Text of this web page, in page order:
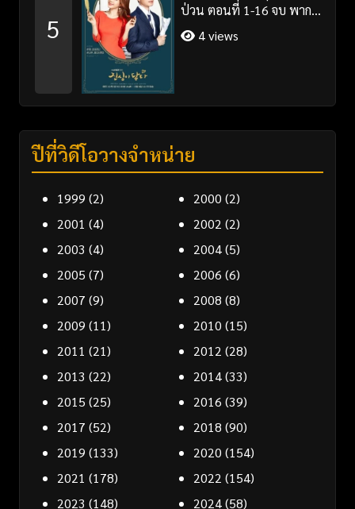
5
ป่วน ตอนที่ 1-16 จบ พากย์
ไทย/ซับไทย
4 views
ปีที่วิดีโอวางจำหน่าย
1999 (2) 2000 (2)
2001 (4) 2002 (2)
2003 (4) 2004(5)
2005 (7) 2006 (6)
2007 (9) 2008 (8)
2009 (11) 2010 (15)
2011 (21) 2012 (28)
2013 (22) 2014(33)
2015 (25) 2016 (39)
2017 (52) 2018 (90)
2019 (133) 2020 (154)
2021 (178) 2022 (154)
2023 (148) 2024(58)